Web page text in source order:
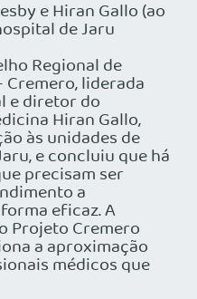
e Hiran Gallo (ao
de Jaru
Regional de
liderada
e diretor do
Hiran Gallo,
às unidades de
e concluiu que há
precisam ser
a
eficaz. A
Projeto Cremero
a aproximação
médicos que